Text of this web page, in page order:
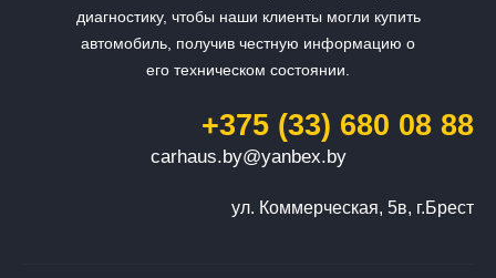
диагностику, чтобы наши клиенты могли купить
автомобиль, получив честную информацию о
его техническом состоянии.
+375 (33) 680 08 88
carhaus.by@yanbex.by
ул. Коммерческая, 5в, г.Брест